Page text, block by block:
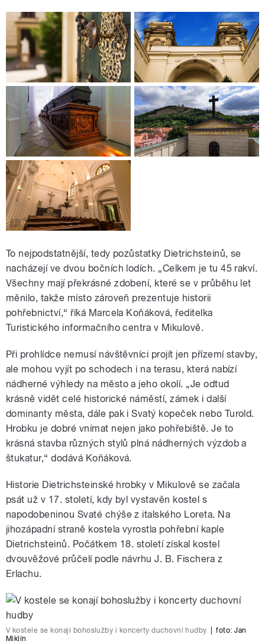
To nejpodstatnější, tedy pozůstatky Dietrichsteinů, se
nacházejí ve dvou bočních lodích. „Celkem je tu 45 rakví.
Všechny mají překrásné zdobení, které se v průběhu let
měnilo, takže místo zároveň prezentuje historii
pohřebnictví,“ říká Marcela Koňáková, ředitelka
Turistického informačního centra v Mikulově.
Při prohlídce nemusí návštěvníci projít jen přízemí stavby,
ale mohou vyjít po schodech i na terasu, která nabízí
nádherné výhledy na město a jeho okolí. „Je odtud
krásně vidět celé historické náměstí, zámek i další
dominanty města, dále pak i Svatý kopeček nebo Turold.
Hrobku je dobré vnímat nejen jako pohřebiště. Je to
krásná stavba různých stylů plná nádherných výzdob a
štukatur,“ dodává Koňáková.
Historie Dietrichsteinské hrobky v Mikulově se začala
psát už v 17. století, kdy byl vystavěn kostel s
napodobeninou Svaté chýše z italského Loreta. Na
jihozápadní straně kostela vyrostla pohřební kaple
Dietrichsteinů. Počátkem 18. století získal kostel
dvouvěžové průčelí podle návrhu J. B. Fischera z
Erlachu.
V kostele se konají bohoslužby i koncerty duchovní hudby foto:Jan
Miklín